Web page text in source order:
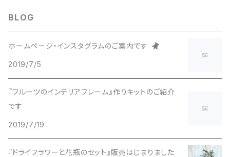
BLOG
ホームページ・インスタグラムのご案内です
2019/7/5
『フルーツのインテリアフレーム』作りキットのご紹介
です
2019/7/19
『ドライフラワーと花瓶のセット』販売はじまりました